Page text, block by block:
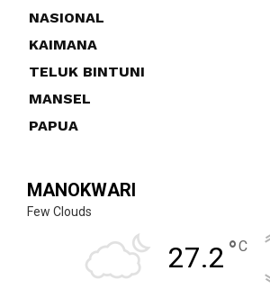
NASIONAL
KAIMANA
TELUK BINTUNI
MANSEL
PAPUA
MANOKWARI
Few Clouds
27.2 °C